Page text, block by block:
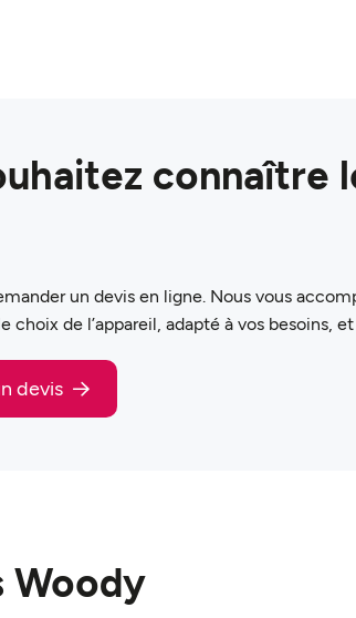
connaître
un devis en ligne. Nous vous
choix de l’appareil, adapté à vos besoins,
devis
Woody